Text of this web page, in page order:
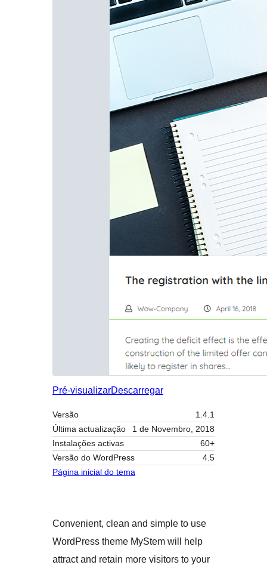
Pré-visualizarDescarregar
Versão
1.4.1
Última actualização
1 de Novembro, 2018
Instalações activas
60+
Versão do WordPress
4.5
Página inicial do tema
Convenient, clean and simple to use
WordPress theme MyStem will help
attract and retain more visitors to your